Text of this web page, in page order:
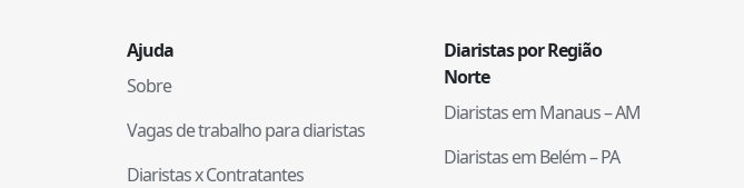
Ajuda
Sobre
Vagas de trabalho para diaristas
Diaristas x Contratantes
Diaristas por Região
Norte
Diaristas emManaus–AM
Diaristas emBelém–PA